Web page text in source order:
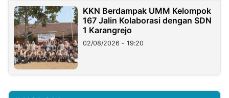
KKN Berdampak UMM Kelompok
167 Jalin Kolaborasi dengan SDN
1 Karangrejo
02/08/2026 - 19:20